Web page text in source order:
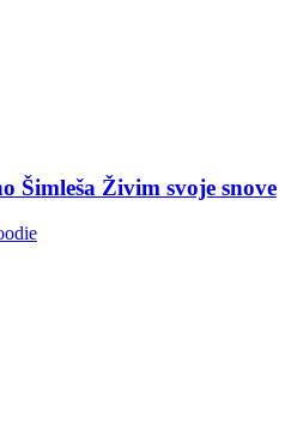
Šimleša Živim svoje snove